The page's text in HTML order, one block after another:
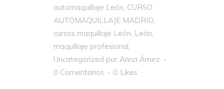
automaquillaje León, CURSO
AUTOMAQUILLAJE MADRID,
cursos maquillaje León, León,
maquillaje profesional,
Uncategorized por Anna Ámez
0 Comentarios
0 Likes